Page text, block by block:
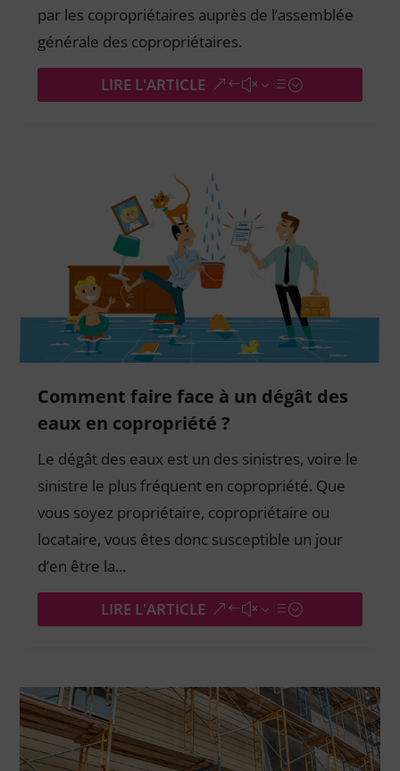
par les copropriétaires auprès de l’assemblée
générale des copropriétaires.
LIRE L'ARTICLE
Comment faire face à un dégât des
eaux en copropriété ?
Le dégât des eaux est un des sinistres, voire le
sinistre le plus fréquent en copropriété. Que
vous soyez propriétaire, copropriétaire ou
locataire, vous êtes donc susceptible un jour
d’en être la...
LIRE L'ARTICLE